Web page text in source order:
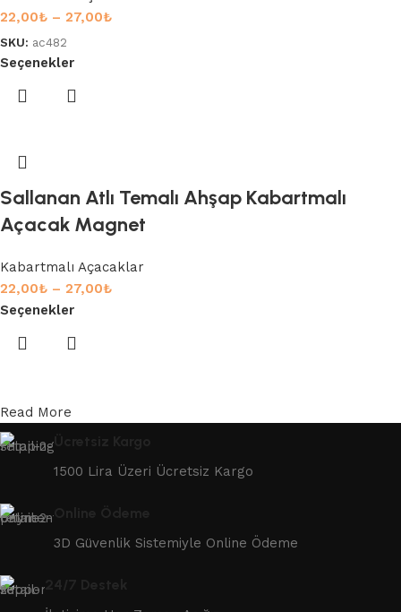
22,00₺ – 27,00₺
SKU: ac482
Seçenekler
Sallanan Atlı Temalı Ahşap Kabartmalı
Açacak Magnet
Kabartmalı Açacaklar
22,00₺ – 27,00₺
Seçenekler
Read More
1500 Lira Üzeri Ücretsiz Kargo
3D Güvenlik Sistemiyle Online Ödeme